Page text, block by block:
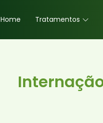
Home Tratamentos